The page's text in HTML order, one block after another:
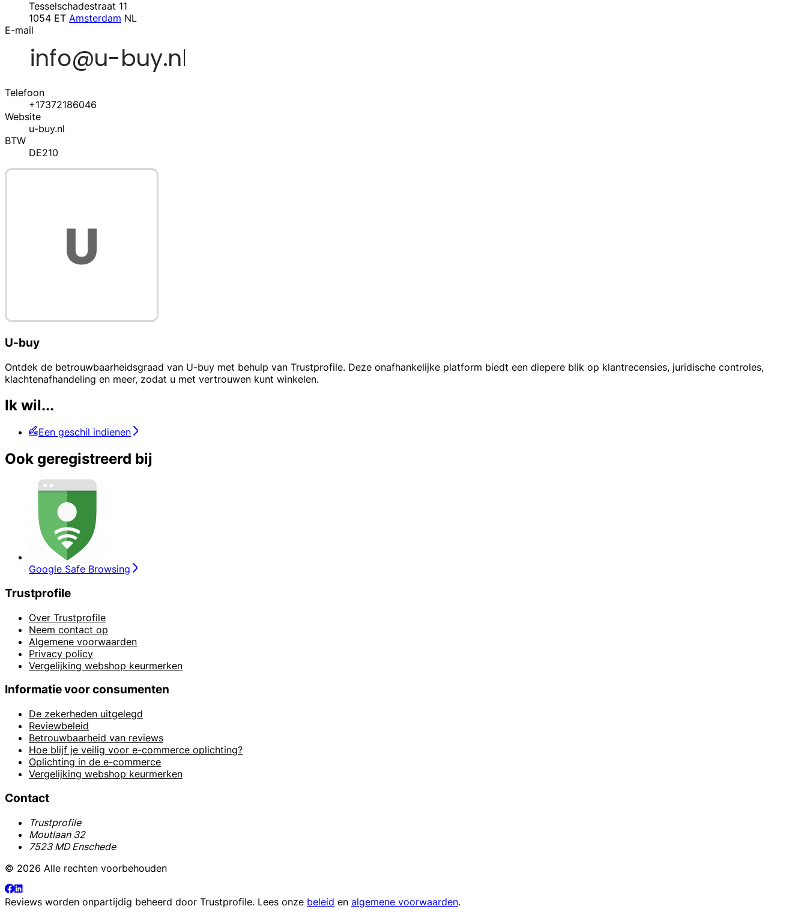
Tesselschadestraat 11
1054 ET Amsterdam NL
E-mail
Telefoon
+17372186046
Website
u-buy.nl
BTW
DE210
U-buy
Ontdek de betrouwbaarheidsgraad van U-buy met behulp van Trustprofile. Deze onafhankelijke platform biedt een diepere blik op klantrecensies, juridische controles,
klachtenafhandeling en meer, zodat u met vertrouwen kunt winkelen.
Ik wil...
Een geschil indienen
Ook geregistreerd bij
Google Safe Browsing
Trustprofile
Over Trustprofile
Neem contact op
Algemene voorwaarden
Privacy policy
Vergelijking webshop keurmerken
Informatie voor consumenten
De zekerheden uitgelegd
Reviewbeleid
Betrouwbaarheid van reviews
Hoe blijf je veilig voor e-commerce oplichting?
Oplichting in de e-commerce
Vergelijking webshop keurmerken
Contact
Trustprofile
Moutlaan 32
7523 MD Enschede
© 2026 Alle rechten voorbehouden
Reviews worden onpartijdig beheerd door Trustprofile. Lees onze beleid en algemene voorwaarden.